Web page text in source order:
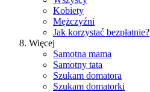
Kobiety
Mężczyźni
Jak korzystać bezpłatnie?
Więcej
Samotna mama
Samotny tata
Szukam domatora
Szukam domatorki